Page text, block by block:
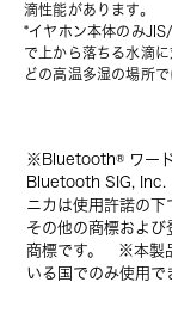
滴性能があります。
*イヤホン本体のみ
で上から落ちる水滴
どの高温多湿の場所
※Bluetooth® ワード
Bluetooth SIG, Inc.
ニカは使用許諾の下
その他の商標およ
商標です。 ※本製
いる国でのみ使用で